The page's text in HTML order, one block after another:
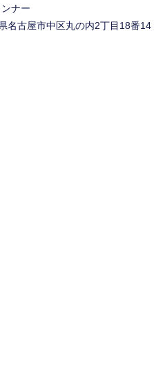
ナー
名古屋市中区丸の内2丁目18番14